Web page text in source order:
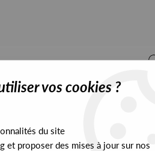
PRESALES EXCLUSIVES
vos cookies ?
du site
et proposer des mises à jour sur nos